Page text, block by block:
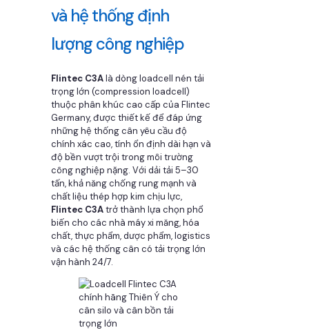
và hệ thống định
lượng công nghiệp
Flintec C3Alà dòng loadcell nén tải
trọng lớn (compression loadcell)
thuộc phân khúc cao cấp của Flintec
Germany, được thiết kế để đáp ứng
những hệ thống cân yêu cầu độ
chính xác cao, tính ổn định dài hạn và
độ bền vượt trội trong môi trường
công nghiệp nặng. Với dải tải 5–30
tấn, khả năng chống rung mạnh và
chất liệu thép hợp kim chịu lực,
Flintec C3Atrở thành lựa chọn phổ
biến cho các nhà máy xi măng, hóa
chất, thực phẩm, dược phẩm, logistics
và các hệ thống cân có tải trọng lớn
vận hành 24/7.